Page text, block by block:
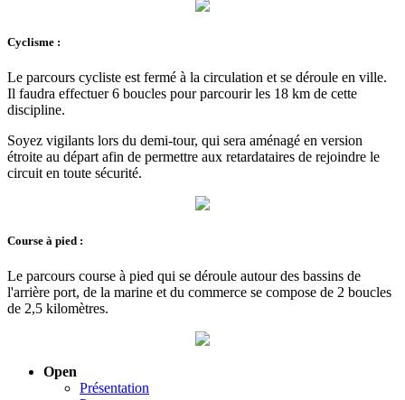
Cyclisme :
Le parcours cycliste est fermé à la circulation et se déroule en ville.
Il faudra effectuer 6 boucles pour parcourir les 18 km de cette
discipline.
Soyez vigilants lors du demi-tour, qui sera aménagé en version
étroite au départ afin de permettre aux retardataires de rejoindre le
circuit en toute sécurité.
Course à pied :
Le parcours course à pied qui se déroule autour des bassins de
l'arrière port, de la marine et du commerce se compose de 2 boucles
de 2,5 kilomètres.
Open
Présentation